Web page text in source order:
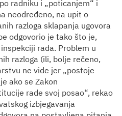
radniku i „poticanjem“ i
neodređeno, na upit o
razloga sklapanja ugovora
odgovorio je tako što je,
rada. Problem u
razloga (ili, bolje rečeno,
ne vide jer „postoje
ako se Zakon
rade svoj posao“, rekao
izbjegavanja